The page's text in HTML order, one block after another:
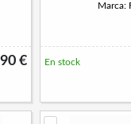
€
Marca:
En stock